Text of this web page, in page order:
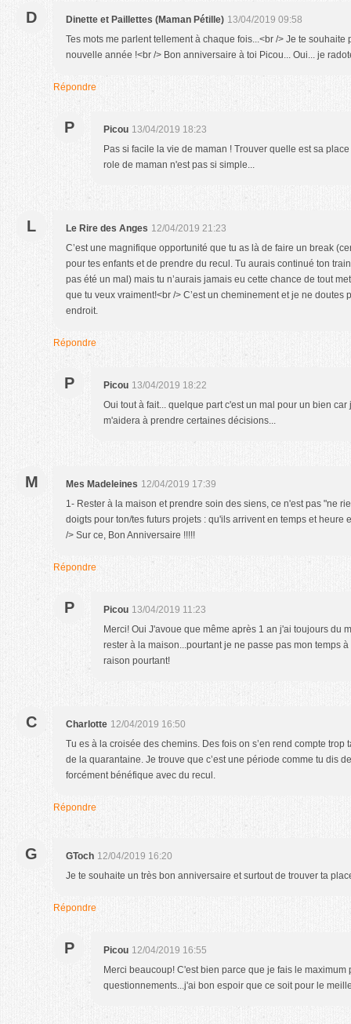
D Dinette et Paillettes (Maman Pétille) 13/04/2019 09:58
Tes mots me parlent tellement à chaque fois...<br /> Je te
nouvelle année !<br /> Bon anniversaire à toi Picou... Oui... je
Répondre
P Picou 13/04/2019 18:23
Pas si facile la vie de maman ! Trouver quelle est sa
role de maman n'est pas si simple...
L Le Rire des Anges 12/04/2019 21:23
C’est une magnifique opportunité que tu as là de faire un break
pour tes enfants et de prendre du recul. Tu aurais continué ton
pas été un mal) mais tu n’aurais jamais eu cette chance de tout
que tu veux vraiment!<br /> C’est un cheminement et je ne doutes
endroit.
Répondre
P Picou 13/04/2019 18:22
Oui tout à fait... quelque part c'est un mal pour un bien
m'aidera à prendre certaines décisions...
M Mes Madeleines 12/04/2019 17:39
1- Rester à la maison et prendre soin des siens, ce n'est pas "ne
doigts pour ton/tes futurs projets : qu'ils arrivent en temps et heure
/> Sur ce, Bon Anniversaire !!!!!
Répondre
P Picou 13/04/2019 11:23
Merci! Oui J'avoue que même après 1 an j'ai toujours du
rester à la maison...pourtant je ne passe pas mon temps
raison pourtant!
C Charlotte 12/04/2019 16:50
Tu es à la croisée des chemins. Des fois on s’en rend compte trop
de la quarantaine. Je trouve que c’est une période comme tu dis
forcément bénéfique avec du recul.
Répondre
G GToch 12/04/2019 16:20
Je te souhaite un très bon anniversaire et surtout de trouver ta
Répondre
P Picou 12/04/2019 16:55
Merci beaucoup! C'est bien parce que je fais le
questionnements...j'ai bon espoir que ce soit pour le